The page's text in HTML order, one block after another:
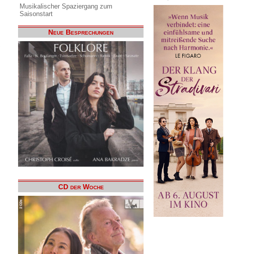
Musikalischer Spaziergang zum
Saisonstart
Neue Besprechungen
CD der Woche